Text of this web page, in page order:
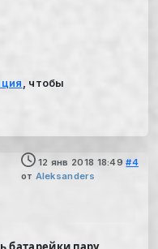
, чтобы
12 янв 2018 18:49 #4
от Aleksanders